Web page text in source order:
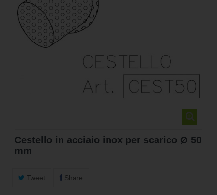
Cestello in acciaio inox per scarico Ø 50
mm
Tweet Share